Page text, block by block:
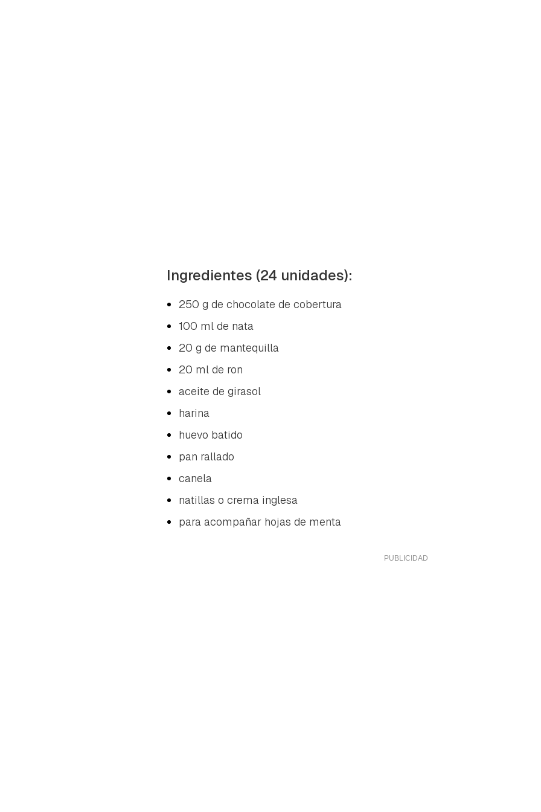
Ingredientes (24 unidades):
250 g de chocolate de cobertura
100 ml de nata
20 g de mantequilla
20 ml de ron
aceite de girasol
harina
huevo batido
pan rallado
canela
natillas o crema inglesa
para acompañar hojas de menta